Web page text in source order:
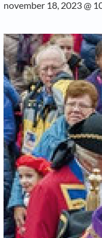
november 18, 2023 @